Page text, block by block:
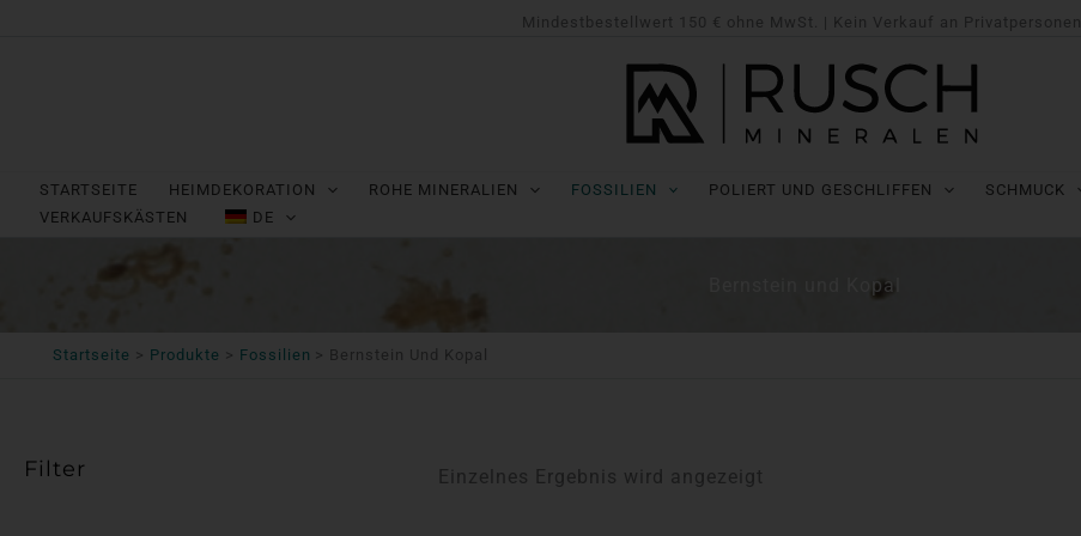
Mindestbestellwert 150 € ohne MwSt. | Kein Verkauf an Privatpersonen.
STARTSEITE HEIMDEKORATION ROHE MINERALIEN FOSSILIEN POLIERT UND GESCHLIFFEN SCHMUCK
VERKAUFSKÄSTEN
DE
Bernstein und Kopal
Startseite Produkte Fossilien Bernstein Und Kopal
Filter Einzelnes Ergebnis wird angezeigt